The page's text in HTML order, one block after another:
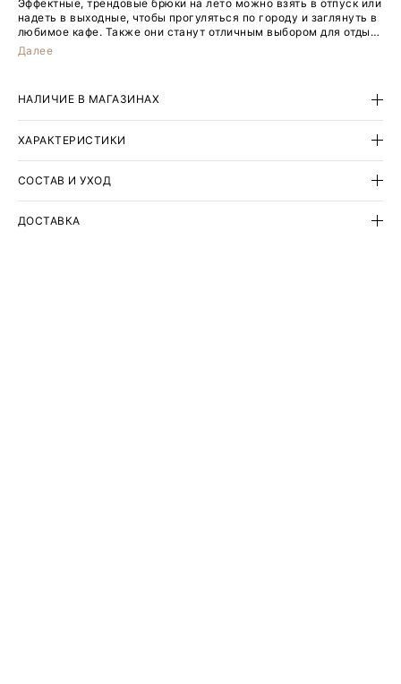
Эффектные, трендовые брюки на лето можно взять в отпуск или
надеть в выходные, чтобы прогуляться по городу и заглянуть в
любимое кафе. Также они станут отличным выбором для отдыха
за городом или в санатории.
смотрится роскошно и по-летнему расслабленно. Дополняет
картину широкий подкройной пояс с мягкой и слегка
Брюки состоят из лиоцелла и льна — идеальный вариант на
жаркую погоду. Такой материал особенно приятен к телу.
Завершить образ с брюками можно рубашкой из комплекта.
Далее
НАЛИЧИЕ В МАГАЗИНАХ
ХАРАКТЕРИСТИКИ
СОСТАВ И УХОД
ДОСТАВКА